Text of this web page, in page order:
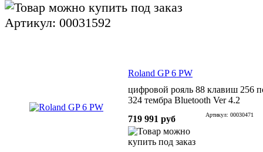
Артикул: 00031592
Roland GP 6 PW
цифровой рояль 88 клавиш 256
324 тембра Bluetooth Ver 4.2
719 991 руб
Артикул: 00030471